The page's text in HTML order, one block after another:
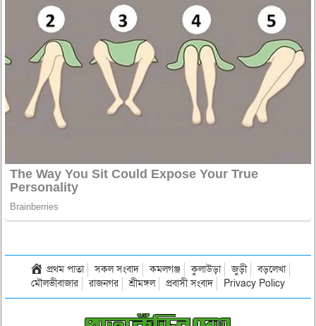
প্রথম পাতা সকল সংবাদ কমলগঞ্জ কুলাউড়া জুড়ী
বড়লেখা
মৌলভীবাজার
রাজনগর শ্রীমঙ্গল প্রবাসী সংবাদ Privacy Policy